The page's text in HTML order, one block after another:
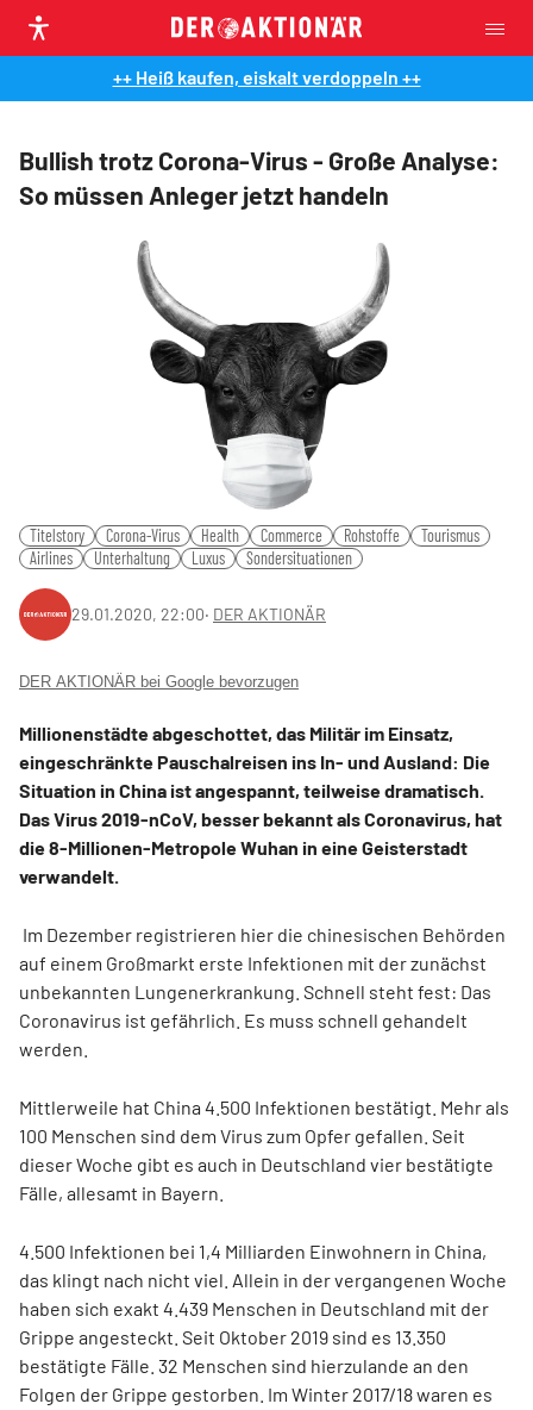
++ Heiß kaufen, eiskalt verdoppeln ++
Bullish trotz Corona-Virus - Große Analyse:
So müssen Anleger jetzt handeln
Titelstory Corona-Virus Health Commerce Rohstoffe
Tourismus
Airlines
Unterhaltung Luxus Sondersituationen
29.01.2020, 22:00‧ DER AKTIONÄR
DER AKTIONÄR bei Google bevorzugen
Millionenstädte abgeschottet, das Militär im Einsatz,
eingeschränkte Pauschalreisen ins In- und Ausland: Die
Situation in China ist angespannt, teilweise dramatisch.
Das Virus 2019-nCoV, besser bekannt als Coronavirus, hat
die 8-Millionen-Metropole Wuhan in eine Geisterstadt
verwandelt.
Im Dezember registrieren hier die chinesischen Behörden
auf einem Großmarkt erste Infektionen mit der zunächst
unbekannten Lungenerkrankung. Schnell steht fest: Das
Coronavirus ist gefährlich. Es muss schnell gehandelt
werden.
Mittlerweile hat China 4.500 Infektionen bestätigt. Mehr als
100 Menschen sind dem Virus zum Opfer gefallen. Seit
dieser Woche gibt es auch in Deutschland vier bestätigte
Fälle, allesamt in Bayern.
4.500 Infektionen bei 1,4 Milliarden Einwohnern in China,
das klingt nach nicht viel. Allein in der vergangenen Woche
haben sich exakt 4.439 Menschen in Deutschland mit der
Grippe angesteckt. Seit Oktober 2019 sind es 13.350
bestätigte Fälle. 32 Menschen sind hierzulande an den
Folgen der Grippe gestorben. Im Winter 2017/18 waren es